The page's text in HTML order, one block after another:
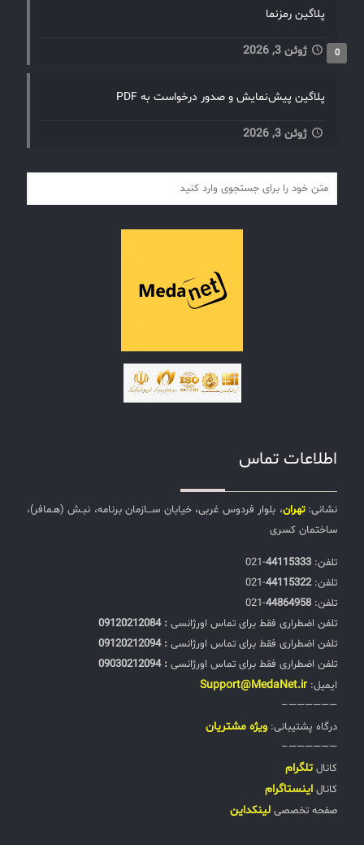
پلاگین رمزنما
ژوئن 3, 2026 0
پلاگین پیش‌نمایش و صدور درخواست به PDF
ژوئن 3, 2026
اطلاعات تماس
نشانی:تهران، بلوار فردوس غربی، خیابان ســـازمان برنامه، نبـش (هـمافر)،
ساختمان کسری
تلفن:‌ 44115333
-021
تلفن:‌44115322
-021
تلفن:‌ 44864958
-021
تلفن اضطراری فقط برای تماس اورژانسی : 09120212084
تلفن اضطراری فقط برای تماس اورژانسی : 09120212094
تلفن اضطراری فقط برای تماس اورژانسی : 09030212094
ایمیل: Support@MedaNet.ir
——————–
درگاه پشتیبانی: ويژه مشتریان
——————–
کانال تلگرام
کانال اینستاگرام
صفحه تخصصی لینکداین